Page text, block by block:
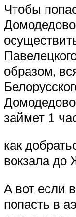
Чтобы
образом,
займет 1
как
вокзала до
А вот если
попасть в